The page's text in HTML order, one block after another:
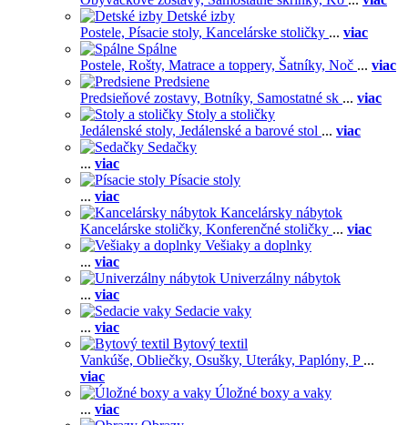
Detské izby
Postele, Písacie stoly, Kancelárske stoličky ... viac
Spálne
Postele, Rošty, Matrace a toppery, Šatníky, Noč ... viac
Predsiene
Predsieňové zostavy, Botníky, Samostatné sk ... viac
Stoly a stoličky
Jedálenské stoly, Jedálenské a barové stol ... viac
Sedačky
... viac
Písacie stoly
... viac
Kancelársky nábytok
Kancelárske stoličky, Konferenčné stoličky ... viac
Vešiaky a doplnky
... viac
Univerzálny nábytok
... viac
Sedacie vaky
... viac
Bytový textil
Vankúše, Obliečky, Osušky, Uteráky, Paplóny, P ...
viac
Úložné boxy a vaky
... viac